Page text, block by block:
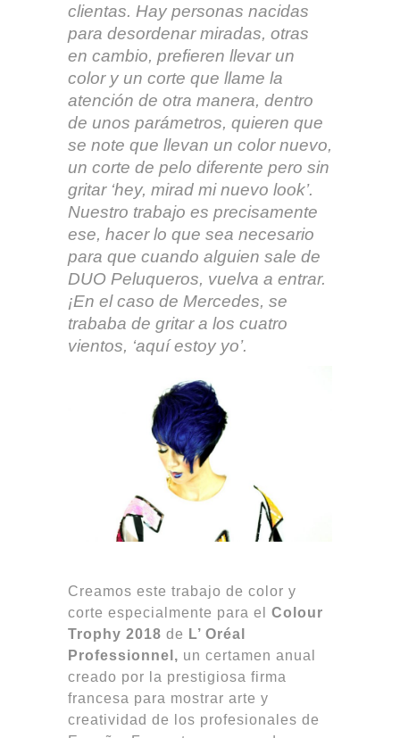
clientas. Hay personas nacidas
para desordenar miradas, otras
en cambio, prefieren llevar un
color y un corte que llame la
atención de otra manera, dentro
de unos parámetros, quieren que
se note que llevan un color nuevo,
un corte de pelo diferente pero sin
gritar ‘hey, mirad mi nuevo look’.
Nuestro trabajo es precisamente
ese, hacer lo que sea necesario
para que cuando alguien sale de
DUO Peluqueros, vuelva a entrar.
¡En el caso de Mercedes, se
trababa de gritar a los cuatro
vientos, ‘aquí estoy yo’.
Creamos este trabajo de color y
corte especialmente para el Colour
Trophy 2018 de L’ Oréal
Professionnel, un certamen anual
creado por la prestigiosa firma
francesa para mostrar arte y
creatividad de los profesionales de